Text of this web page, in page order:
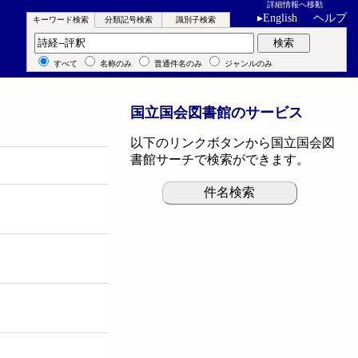
詳細情報へ移動
▸English ヘルプ
キーワード検索 分類記号検索 識別子検索
キーワード検索 検索
すべて 名称のみ 普通件名のみ ジャンルのみ
国立国会図書館のサービス
以下のリンクボタンから国立国会図
書館サーチで検索ができます。
件名検索